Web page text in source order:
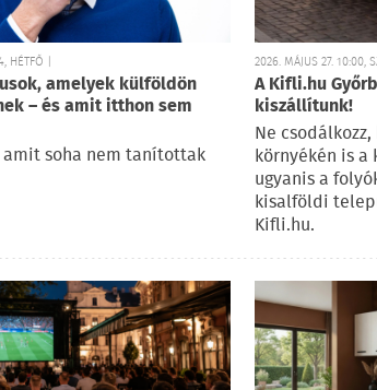
HÉTFŐ |
amelyek külföldön
– és amit itthon sem
amit soha nem tanítottak
2026. MÁJUS 27. 10:00,
A Kifli.hu
kiszállítunk!
Ne
környékén is
ugyanis a
kisalföldi
Kifli.hu.